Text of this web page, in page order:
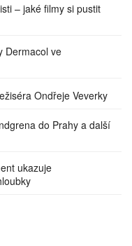
– jaké filmy si pustit
Dermacol ve
Ondřeje Veverky
do Prahy a další
ukazuje